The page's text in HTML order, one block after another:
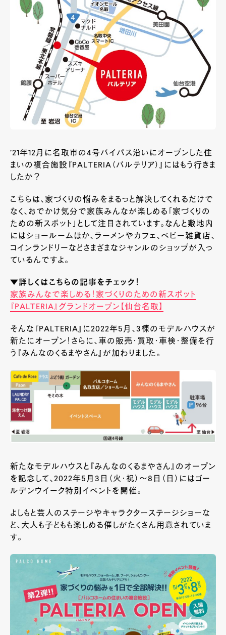
’21年12月に名取市の4号バイパス沿いにオープンした住
まいの複合施設『PALTERIA（パルテリア）』にはもう行きま
したか？
こちらは、家づくりの悩みをまるっと解決してくれるだけで
なく、おでかけ気分で家族みんなが楽しめる「家づくりの
ための新スポット」として注目されています。なんと敷地内
にはショールームほか、ラーメンやカフェ、ベビー雑貨店、
コインランドリーなどさまざまなジャンルのショップが入っ
ているんですよ。
▼詳しくはこちらの記事をチェック！
家族みんなで楽しめる！家づくりのための新スポット
『PALTERIA』グランドオープン【仙台名取】
そんな『PALTERIA』に2022年5月、3棟のモデルハウスが
新たにオープン！さらに、車の販売・買取・車検・整備を行
う『みんなのくるまやさん』が加わりました。
新たなモデルハウスと『みんなのくるまやさん』のオープン
を記念して、2022年5月3日（火・祝）～8日（日）にはゴー
ルデンウイーク特別イベントを開催。
よしもと芸人のステージやキャラクターステージショーな
ど、大人も子どもも楽しめる催しがたくさん用意されていま
す。